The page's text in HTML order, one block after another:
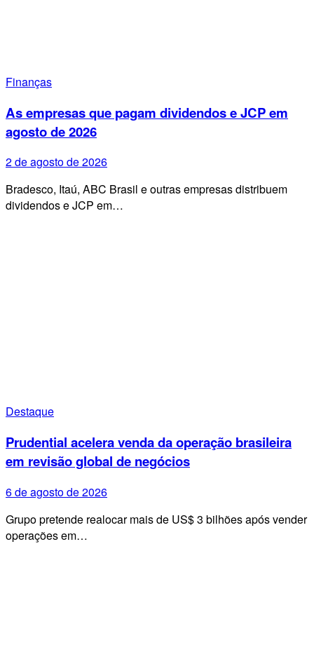
Finanças
As empresas que pagam dividendos e JCP em
agosto de 2026
2 de agosto de 2026
Bradesco, Itaú, ABC Brasil e outras empresas distribuem
dividendos e JCP em…
Destaque
Prudential acelera venda da operação brasileira
em revisão global de negócios
6 de agosto de 2026
Grupo pretende realocar mais de US$ 3 bilhões após vender
operações em…